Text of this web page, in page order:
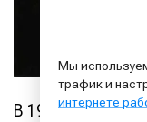
В 1990 году The
Мы
трафик и
интернете